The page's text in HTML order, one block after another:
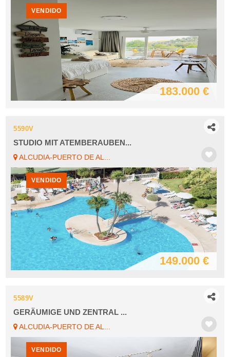
VENDIDO
183.000 €
5590V
STUDIO MIT ATEMBERAUBEN...
ALCUDIA-PUERTO DE AL...
VENDIDO
149.000 €
5589V
GERÄUMIGE UND ZENTRAL ...
ALCUDIA-PUERTO DE AL...
VENDIDO